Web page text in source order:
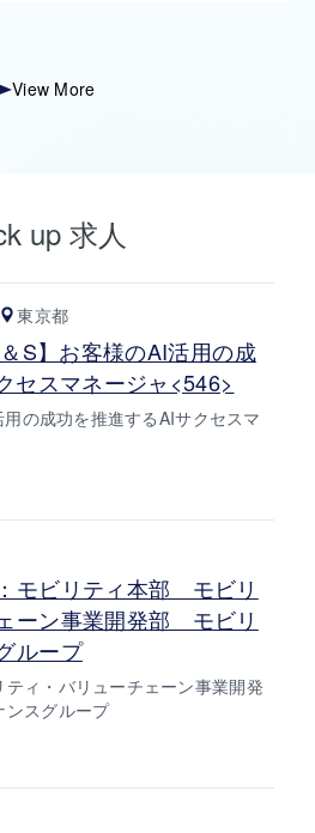
View More
up 求人
東京都
S】お客様のAI活用の成
セスマネージャ<546>
用の成功を推進するAIサクセスマ
モビリティ本部 モビリ
ーン事業開発部 モビリ
ループ
ィ・バリューチェーン事業開発
スグループ